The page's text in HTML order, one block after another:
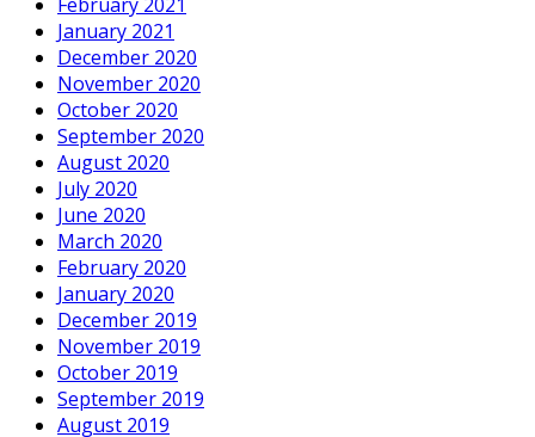
January 2021
December 2020
November 2020
October 2020
September 2020
August 2020
July 2020
June 2020
March 2020
February 2020
January 2020
December 2019
November 2019
October 2019
September 2019
August 2019